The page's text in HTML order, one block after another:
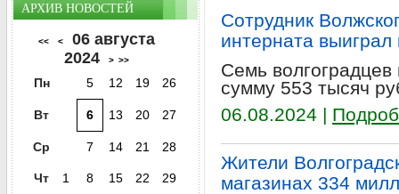
Сотрудник
интерната
Семь
сумму 553 тысяч
06.08.2024 |
Жители
магазинах 334
АРХИВ НОВОСТЕЙ
<< <
06 августа
2024
> >>
Пн 5 12 19 26
Вт 6 13 20 27
Ср 7 14 21 28
Чт 1 8 15 22 29